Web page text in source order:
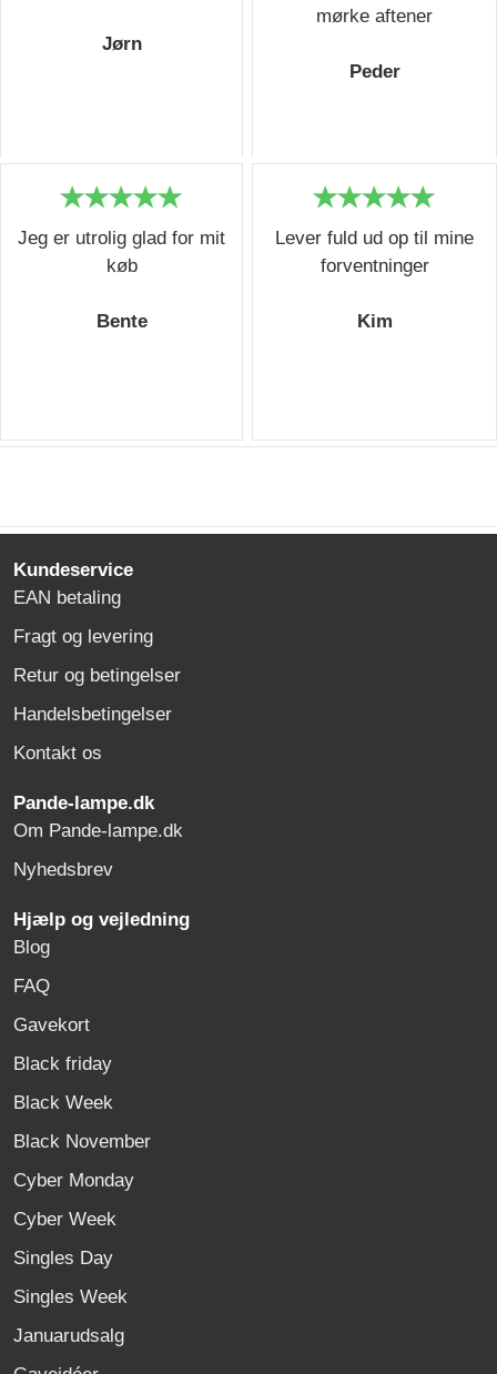
Jørn
mørke aftener
Peder
Jeg er utrolig glad for mit
køb
Bente
Lever fuld ud op til mine
forventninger
Kim
Kundeservice
EAN betaling
Fragt og levering
Retur og betingelser
Handelsbetingelser
Kontakt os
Pande-lampe.dk
Om Pande-lampe.dk
Nyhedsbrev
Hjælp og vejledning
Blog
FAQ
Gavekort
Black friday
Black Week
Black November
Cyber Monday
Cyber Week
Singles Day
Singles Week
Januarudsalg